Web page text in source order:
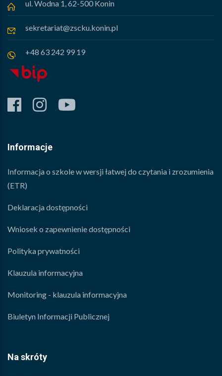
ul. Wodna 1, 62-500 Konin
sekretariat@zscku.konin.pl
+48 63 242 99 19
facebook
instagram
Informacje
Informacja o szkole w wersji łatwej do czytania i zrozumienia
(ETR)
Deklaracja dostępności
Wniosek o zapewnienie dostępności
Polityka prywatności
Klauzula informacyjna
Monitoring - klauzula informacyjna
Biuletyn Informacji Publicznej
Na skróty